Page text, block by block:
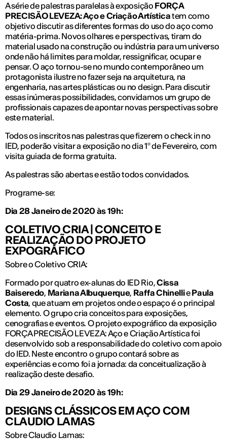
A série de palestras paralelas à exposição FORÇA
PRECISÃO LEVEZA: Aço e Criação Artísticatem como
objetivo discutir as diferentes formas do uso do aço como
matéria-prima. Novos olhares e perspectivas, tiram do
material usado na construção ou indústria para um universo
onde não há limites para moldar, ressignificar, ocupar e
pensar. O aço tornou-se no mundo contemporâneo um
protagonista ilustre no fazer seja na arquitetura, na
engenharia, nas artes plásticas ou no design. Para discutir
essas inúmeras possibilidades, convidamos um grupo de
profissionais capazes de apontar novas perspectivas sobre
este material.
Todos os inscritos nas palestras que fizerem o check in no
IED, poderão visitar a exposição no dia 1º de Fevereiro, com
visita guiada de forma gratuita.
As palestras são abertas e estão todos convidados.
Programe-se:
Dia 28 Janeiro de 2020 às 19h:
COLETIVO CRIA | CONCEITO E
REALIZAÇÃO DO PROJETO
EXPOGRÁFICO
Sobre o Coletivo CRIA:
Formado por quatro ex-alunas do IED Rio,Cissa
Baiseredo, Mariana Albuquerque, Raffa ChinelliePaula
Costa, que atuam em projetos onde o espaço é o principal
elemento. O grupo cria conceitos para exposições,
cenografias e eventos. O projeto expográfico da exposição
FORÇA PRECISÃO LEVEZA: Aço e Criação Artística foi
desenvolvido sob a responsabilidade do coletivo com apoio
do IED. Neste encontro o grupo contará sobre as
experiências e como foi a jornada: da conceitualização à
realização deste desafio.
Dia 29 Janeiro de 2020 às 19h:
DESIGNS CLÁSSICOS EM AÇOCOM
CLAUDIO LAMAS
Sobre Claudio Lamas: